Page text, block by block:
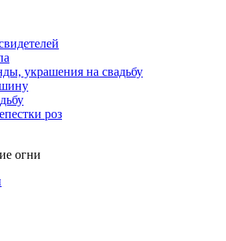
украшения на свадьбу
роз
огни